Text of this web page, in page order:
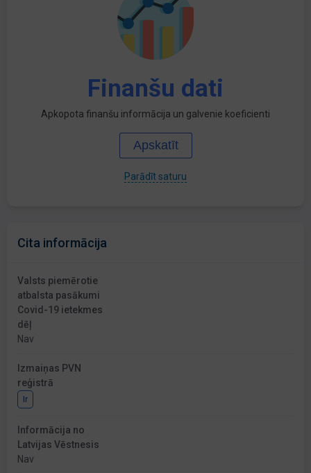
Finanšu dati
Apkopota finanšu informācija un galvenie koeficienti
Apskatīt
Parādīt saturu
Cita informācija
Valsts piemērotie
atbalsta pasākumi
Covid-19 ietekmes
dēļ
Nav
Izmaiņas PVN
reģistrā
Ir
Informācija no
Latvijas Vēstnesis
Nav